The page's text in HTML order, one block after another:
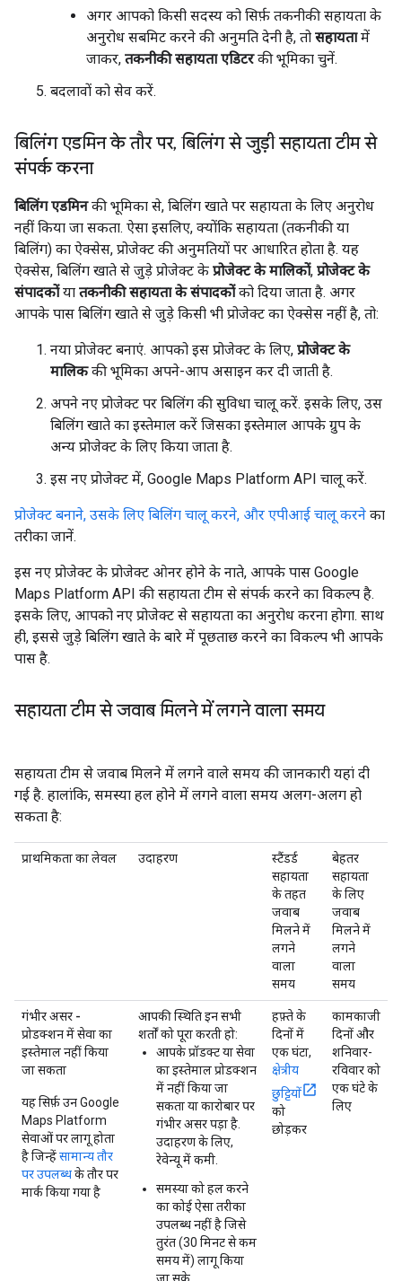
अगर आपको किसी सदस्य को सिर्फ़ तकनीकी सहायता के
अनुरोध सबमिट करने की अनुमति देनी है, तो सहायतामें
जाकर, तकनीकी सहायता एडिटरकी भूमिका चुनें.
बदलावों को सेव करें.
बिलिंग एडमिन के तौर पर, बिलिंग से जुड़ी सहायता टीम से
संपर्क करना
बिलिंग एडमिनकी भूमिका से, बिलिंग खाते पर सहायता के लिए अनुरोध
नहीं किया जा सकता. ऐसा इसलिए, क्योंकि सहायता (तकनीकी या
बिलिंग) का ऐक्सेस, प्रोजेक्ट की अनुमतियों पर आधारित होता है. यह
ऐक्सेस, बिलिंग खाते से जुड़े प्रोजेक्ट के प्रोजेक्ट के मालिकों, प्रोजेक्ट के
संपादकोंया तकनीकी सहायता के संपादकोंको दिया जाता है. अगर
आपके पास बिलिंग खाते से जुड़े किसी भी प्रोजेक्ट का ऐक्सेस नहीं है, तो:
नया प्रोजेक्ट बनाएं. आपको इस प्रोजेक्ट के लिए, प्रोजेक्ट के
मालिककी भूमिका अपने-आप असाइन कर दी जाती है.
अपने नए प्रोजेक्ट पर बिलिंग की सुविधा चालू करें. इसके लिए, उस
बिलिंग खाते का इस्तेमाल करें जिसका इस्तेमाल आपके ग्रुप के
अन्य प्रोजेक्ट के लिए किया जाता है.
इस नए प्रोजेक्ट में, Google Maps Platform API चालू करें.
प्रोजेक्ट बनाने, उसके लिए बिलिंग चालू करने, और एपीआई चालू करने का
तरीका जानें.
इस नए प्रोजेक्ट के प्रोजेक्ट ओनर होने के नाते, आपके पास Google
Maps Platform API की सहायता टीम से संपर्क करने का विकल्प है.
इसके लिए, आपको नए प्रोजेक्ट से सहायता का अनुरोध करना होगा. साथ
ही, इससे जुड़े बिलिंग खाते के बारे में पूछताछ करने का विकल्प भी आपके
पास है.
सहायता टीम से जवाब मिलने में लगने वाला समय
सहायता टीम से जवाब मिलने में लगने वाले समय की जानकारी यहां दी
गई है. हालांकि, समस्या हल होने में लगने वाला समय अलग-अलग हो
सकता है:
प्राथमिकता का लेवल उदाहरण
स्टैंडर्ड
सहायता
के तहत
जवाब
मिलने में
लगने
वाला
समय
बेहतर
सहायता
के लिए
जवाब
मिलने में
लगने
वाला
समय
गंभीर असर -
प्रोडक्शन में सेवा का
इस्तेमाल नहीं किया
जा सकता
यह सिर्फ़ उन Google
Maps Platform
सेवाओं पर लागू होता
है जिन्हेंसामान्य तौर
पर उपलब्धके तौर पर
मार्क किया गया है
आपकी स्थिति इन सभी
शर्तों को पूरा करती हो:
आपके प्रॉडक्ट या सेवा
का इस्तेमाल प्रोडक्शन
में नहीं किया जा
सकता या कारोबार पर
गंभीर असर पड़ा है.
उदाहरण के लिए,
रेवेन्यू में कमी.
समस्या को हल करने
का कोई ऐसा तरीका
उपलब्ध नहीं है जिसे
तुरंत (30 मिनट से कम
समय में) लागू किया
जा सके.
हफ़्ते के
दिनों में
एक घंटा,
क्षेत्रीय
छुट्टियों
को
छोड़कर
कामकाजी
दिनों और
शनिवार-
रविवार को
एक घंटे के
लिए